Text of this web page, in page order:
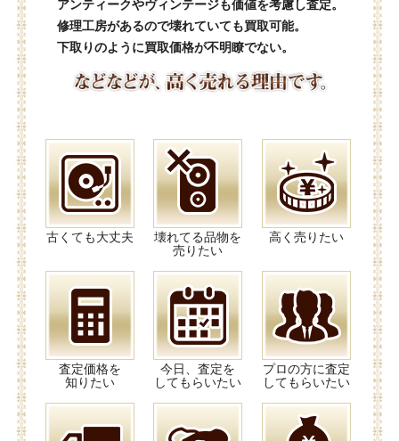
アンティークやヴィンテージも価値を考慮し査定。
修理工房があるので壊れていても買取可能。
下取りのように買取価格が不明瞭でない。
古くても大丈夫
壊れてる品物を
売りたい
高く売りたい
査定価格を
知りたい
今日、査定を
してもらいたい
プロの方に査定
してもらいたい